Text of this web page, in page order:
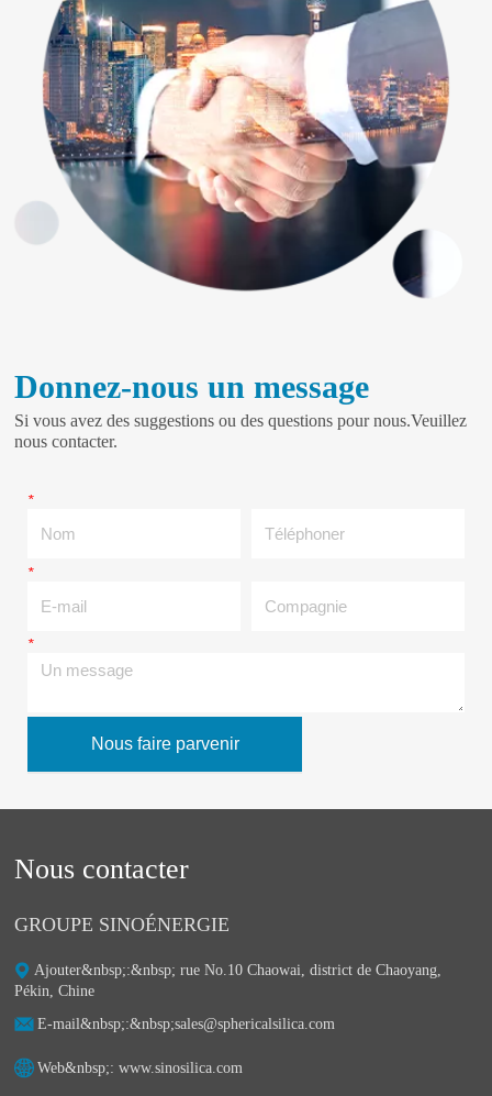
Donnez-nous un message
Si vous avez des suggestions ou des questions pour nous.Veuillez
nous contacter.
*Nom
*E-mail
*Un message
Nous faire parvenir
Nous contacter
GROUPE SINOÉNERGIE
Ajouter&nbsp;:&nbsp;ㅤ rue No.10 Chaowai, district de Chaoyang,
Pékin, Chine
E-mail&nbsp;:&nbsp;ㅤsales@sphericalsilica.com
Web&nbsp;: ㅤwww.sinosilica.com